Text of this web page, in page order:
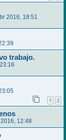
2016, 18:51
trabajo.
1 2
12:48